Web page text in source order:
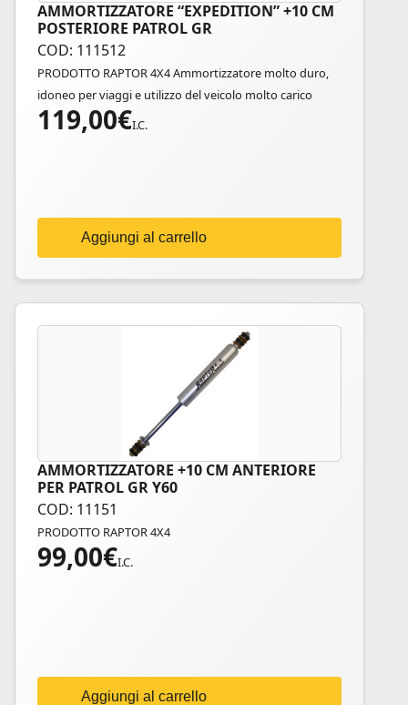
AMMORTIZZATORE “EXPEDITION” +10 CM
POSTERIORE PATROL GR
COD: 111512
PRODOTTO RAPTOR 4X4 Ammortizzatore molto duro,
idoneo per viaggi e utilizzo del veicolo molto carico
119,00€I.C.
Aggiungi al carrello
AMMORTIZZATORE +10 CM ANTERIORE
PER PATROL GR Y60
COD: 11151
PRODOTTO RAPTOR 4X4
99,00€I.C.
Aggiungi al carrello